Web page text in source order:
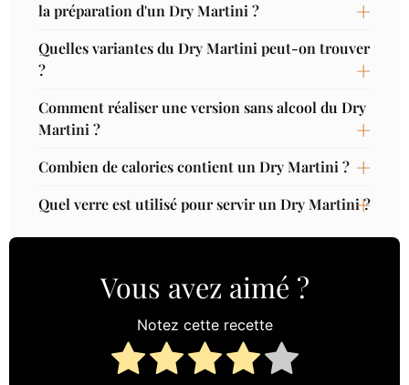
la préparation d'un Dry Martini ?
Quelles variantes du Dry Martini peut-on trouver
?
Comment réaliser une version sans alcool du Dry
Martini ?
Combien de calories contient un Dry Martini ?
Quel verre est utilisé pour servir un Dry Martini ?
Vous avez aimé ?
Notez cette recette